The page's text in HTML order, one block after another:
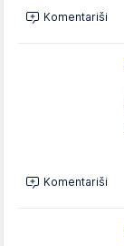
Komentariši
Komentariši